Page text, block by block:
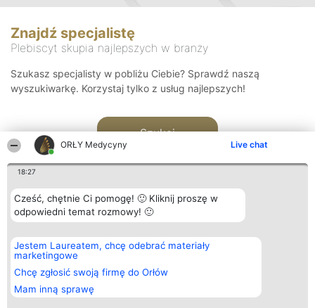
ORŁY Medycyny Live chat
18:27
Cześć, chętnie Ci pomogę! 🙂 Kliknij proszę w
odpowiedni temat rozmowy! 🙂
Jestem Laureatem, chcę odebrać materiały
marketingowe
Chcę zgłosić swoją firmę do Orłów
Mam inną sprawę
Znajdź specjalistę
Plebiscyt skupia najlepszych w branży
Szukasz specjalisty w pobliżu Ciebie? Sprawdź naszą
wyszukiwarkę. Korzystaj tylko z usług najlepszych!
Szukaj
Organizator plebiscytu
Bright Side Solutions sp. z o.
o. sp. k.
ul. Ruska 22
Wrocław 50-079
KRS 0000749100 | Regon
381313360 | NIP 8943132676
Plebiscyt
Laureaci
wszystkich
Laureatów
Regulamin
Kontakt
Kontakt